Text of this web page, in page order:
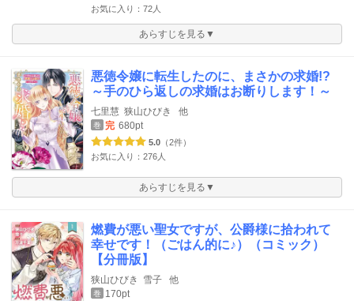
お気に入り：72人
あらすじを見る▼
悪徳令嬢に転生したのに、まさかの求婚!?
～手のひら返しの求婚はお断りします！～
七里慧 狭山ひびき 他
巻 完 680pt
5.0 （2件）
お気に入り：276人
あらすじを見る▼
燃費が悪い聖女ですが、公爵様に拾われて
幸せです！（ごはん的に♪）（コミック）
【分冊版】
狭山ひびき 雪子 他
巻
170pt